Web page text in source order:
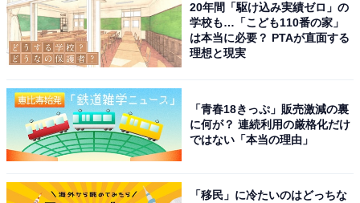
20年間「駆け込み実績ゼロ」の
学校も…「こども110番の家」
は本当に必要？ PTAが直面する
理想と現実
「青春18きっぷ」販売激減の裏
に何が？ 連続利用の厳格化だけ
ではない「本当の理由」
「移民」に冷たいのはどっちな